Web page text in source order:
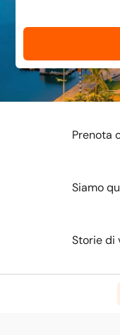
Prenota
Siamo
Storie di